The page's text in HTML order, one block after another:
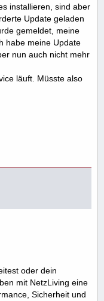
installieren, sind aber
Update geladen
gemeldet, meine
habe meine Update
nun auch nicht mehr
läuft. Müsste also
oder dein
mit NetzLiving eine
Sicherheit und